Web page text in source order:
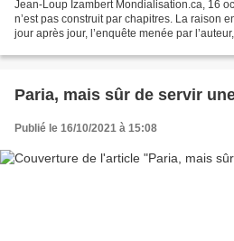
Jean-Loup Izambert Mondialisation.ca, 16
n’est pas construit par chapitres. La raison
jour après jour, l’enquête menée par
Paria, mais sûr de servir
Publié le 16/10/2021 à 15:08